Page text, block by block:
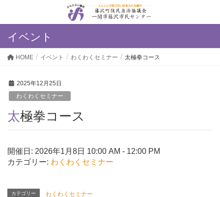
イベント
HOME イベント わくわくセミナー 太極拳コース
2025年12月25日
わくわくセミナー
太極拳コース
開催日: 2026年1月8日 10:00 AM - 12:00 PM
カテゴリー: わくわくセミナー
カテゴリー わくわくセミナー